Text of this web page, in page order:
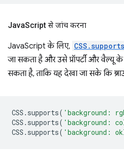
JavaScript से जांच करना
JavaScript के लिए,
जा सकता है और उसे प्रॉपर्टी और वैल्यू
सकता है, ताकि यह देखा जा सके कि
CSS . supports( 'background:
CSS . supports( 'background:
CSS . supports( 'background: